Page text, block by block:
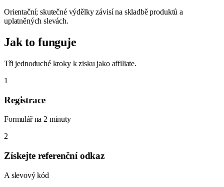
Orientační; skutečné výdělky závisí na skladbě produktů a
uplatněných slevách.
Jak to funguje
Tři jednoduché kroky k zisku jako affiliate.
1
Registrace
Formulář na 2 minuty
2
Získejte referenční odkaz
A slevový kód